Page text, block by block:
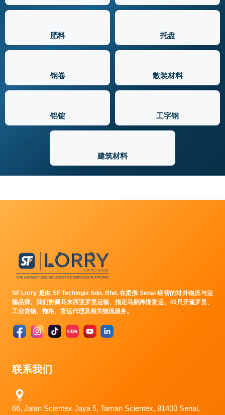
肥料 托盘
钢卷 散装材料
铝锭 工字钢
建筑材料
SF Lorry 是由 SF Techlogis Sdn. Bhd. 在柔佛 Senai 经营的对外物流与运
输品牌。我们协调马来西亚罗里运输、指定马新跨境货运、40尺开篷罗里、
工业货物、拖格、货运代理及相关物流服务。
联系我们
66, Jalan Scientex Jaya 5, Taman Scientex, 81400 Senai,